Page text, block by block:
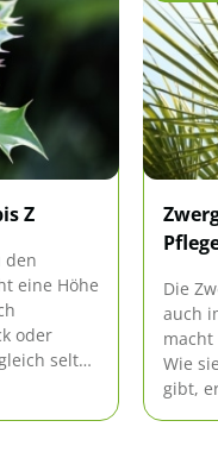
Z
den
eine Höhe
oder
selten
Die
auch
Wie
gibt,